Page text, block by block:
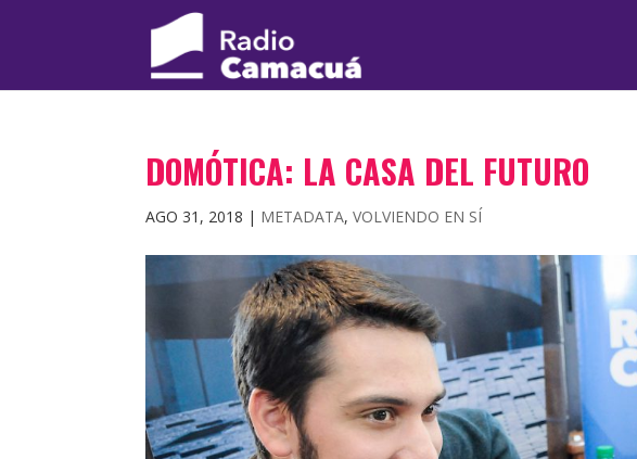
DOMÓTICA: LA CASA DEL FUTURO
AGO 31, 2018 | METADATA,VOLVIENDO EN SÍ